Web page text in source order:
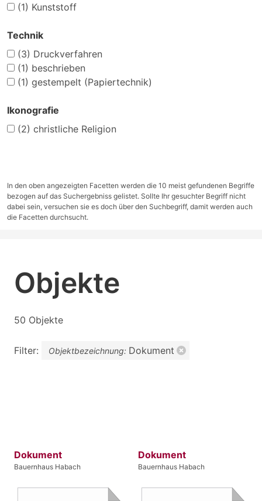
(1) Kunststoff
Technik
(3) Druckverfahren
(1) beschrieben
(1) gestempelt (Papiertechnik)
Ikonografie
(2) christliche Religion
In den oben angezeigten Facetten werden die 10 meist gefundenen Begriffe
bezogen auf das Suchergebniss gelistet. Sollte Ihr gesuchter Begriff nicht
dabei sein, versuchen sie es doch über den Suchbegriff, damit werden auch
die Facetten durchsucht.
Objekte
50 Objekte
Filter: Objektbezeichnung: Dokument
Dokument
Bauernhaus Habach
Dokument
Bauernhaus Habach